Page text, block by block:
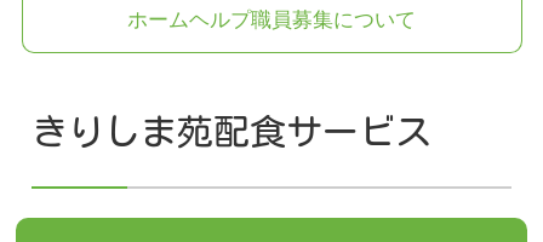
ホームヘルプ職員募集について
きりしま苑配食サービス